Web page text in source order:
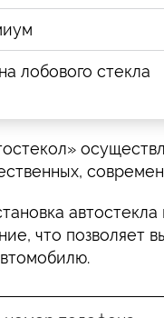
лобового стекла
что позволяет